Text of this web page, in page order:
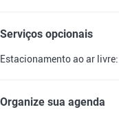
Serviços opcionais
Estacionamento ao ar
Organize sua agenda